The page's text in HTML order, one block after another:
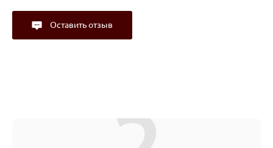
Оставить отзыв